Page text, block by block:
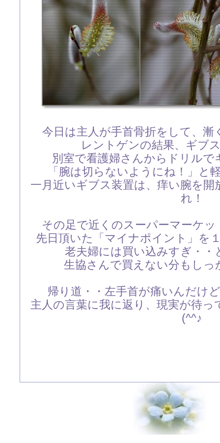
今日は主人が手首骨折をして、
レントゲンの結果、ギブ
別室で看護婦さんからドリル
「腕は切らないようにね！」と
一月近いギブス装置は、痒い腕を
れ！
その足で近くのスーパーマーケ
先日頂いた「マイナポイント」を
老夫婦には買い込みすぎ・・
生協さんで買えない分もしっ
帰り道・・左手首が痛いんだけ
主人の言葉に我に返り、現実が待
(^^♪